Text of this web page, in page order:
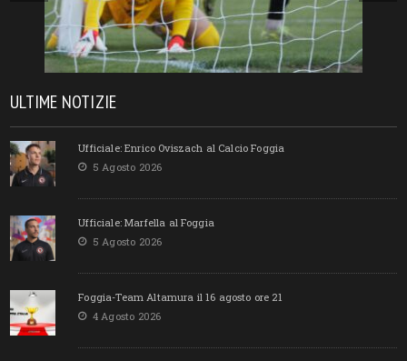
ULTIME NOTIZIE
Ufficiale: Enrico Oviszach al Calcio Foggia
5 Agosto 2026
Ufficiale: Marfella al Foggia
5 Agosto 2026
Foggia-Team Altamura il 16 agosto ore 21
4 Agosto 2026